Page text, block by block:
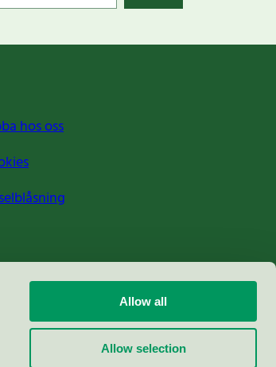
Allow all
Allow selection
hos oss